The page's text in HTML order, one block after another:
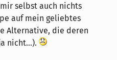
selbst auch nichts
auf mein geliebtes
Alternative, die deren
nicht...).